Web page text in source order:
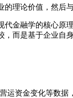
理论价值，然后
金融学的核心
而是基于企业自
运资金变化等数